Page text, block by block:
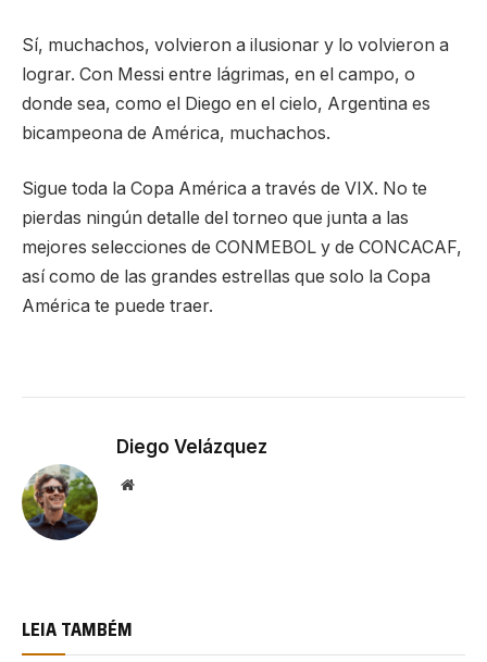
Sí, muchachos, volvieron a ilusionar y lo volvieron a
lograr. Con Messi entre lágrimas, en el campo, o
donde sea, como el Diego en el cielo, Argentina es
bicampeona de América, muchachos.
Sigue toda la Copa América a través de VIX. No te
pierdas ningún detalle del torneo que junta a las
mejores selecciones de CONMEBOL y de CONCACAF,
así como de las grandes estrellas que solo la Copa
América te puede traer.
Diego Velázquez
Website
LEIA TAMBÉM